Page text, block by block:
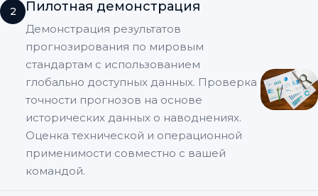
2 Пилотная демонстрация
Демонстрация результатов
прогнозирования по мировым
стандартам с использованием
глобально доступных данных. Проверка
точности прогнозов на основе
исторических данных о наводнениях.
Оценка технической и операционной
применимости совместно с вашей
командой.